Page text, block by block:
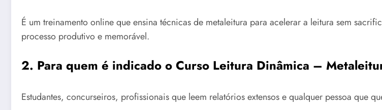
É um treinamento online que ensina técnicas de metaleitura para acelerar a leitura sem
processo produtivo e memorável.
2. Para quem é indicado o Curso Leitura Dinâmica –
Estudantes, concurseiros, profissionais que leem relatórios extensos e qualquer pessoa que